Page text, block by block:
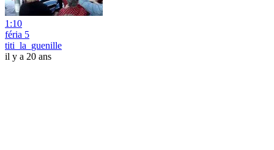
1:10
féria 5
titi_la_guenille
il y a 20 ans